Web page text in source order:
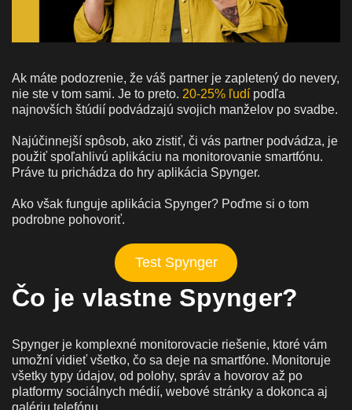
Ak máte podozrenie, že váš partner je zapletený do nevery,
nie ste v tom sami. Je to preto. 20-25% ľudí podľa
najnovších štúdií podvádzajú svojich manželov po svadbe.
Najúčinnejší spôsob, ako zistiť, či vás partner podvádza, je
použiť spoľahlivú aplikáciu na monitorovanie smartfónu.
Práve tu prichádza do hry aplikácia Spynger.
Ako však funguje aplikácia Spynger? Poďme si o tom
podrobne pohovoriť.
Test Spynger
Čo je vlastne Spynger?
Spynger je komplexné monitorovacie riešenie, ktoré vám
umožní vidieť všetko, čo sa deje na smartfóne. Monitoruje
všetky typy údajov, od polohy, správ a hovorov až po
platformy sociálnych médií, webové stránky a dokonca aj
galériu telefónu.